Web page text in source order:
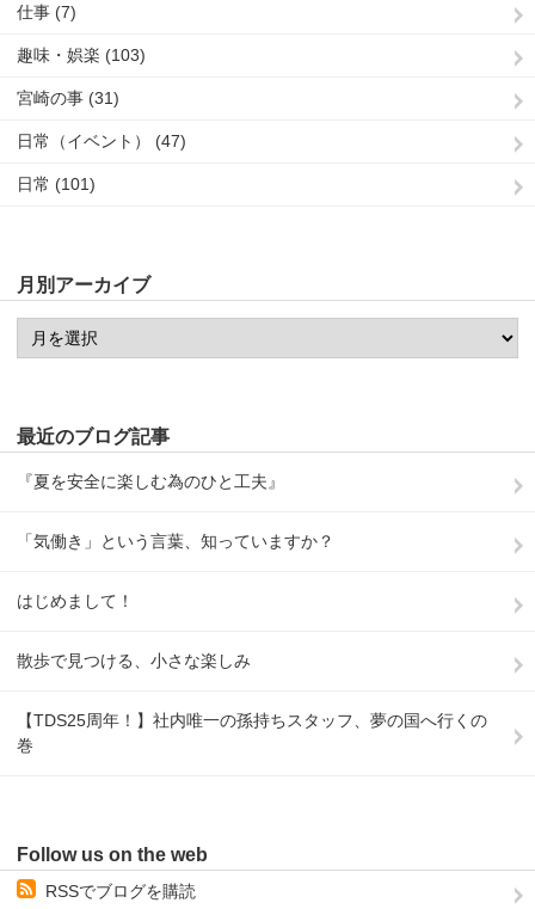
仕事 (7)
趣味・娯楽 (103)
宮崎の事 (31)
日常（イベント） (47)
日常 (101)
月別アーカイブ
最近のブログ記事
『夏を安全に楽しむ為のひと工夫』
「気働き」という言葉、知っていますか？
はじめまして！
散歩で見つける、小さな楽しみ
【TDS25周年！】社内唯一の孫持ちスタッフ、夢の国へ行くの
巻
Follow us on the web
RSSでブログを購読